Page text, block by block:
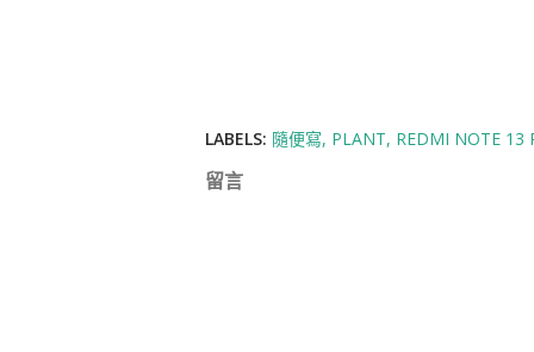
LABELS: 隨便寫 PLANT REDMI NOTE 13
留言